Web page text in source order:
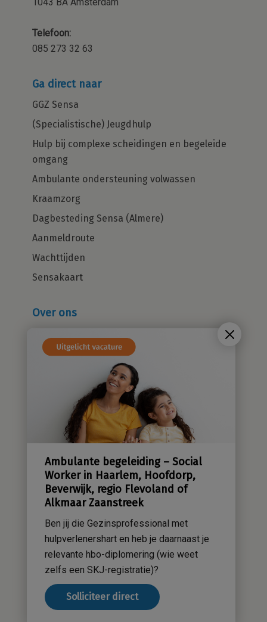
Ambulante begeleiding – Social
Worker in Haarlem, Hoofdorp,
Beverwijk, regio Flevoland of
Alkmaar Zaanstreek
Ben jij die Gezinsprofessional met
hulpverlenershart en heb je daarnaast je
relevante hbo-diplomering (wie weet
zelfs een SKJ-registratie)?
Solliciteer direct
Telefoon:
085 273 32 63
Ga direct naar
GGZ Sensa
(Specialistische) Jeugdhulp
Hulp bij complexe scheidingen en begeleide
omgang
Ambulante ondersteuning volwassen
Kraamzorg
Dagbesteding Sensa (Almere)
Aanmeldroute
Wachttijden
Sensakaart
Over ons
Cliëntenraad
Sensatieve methodiek
Groene zorg
Stichting Sensa
Contact